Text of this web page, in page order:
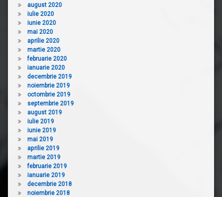
august 2020
iulie 2020
iunie 2020
mai 2020
aprilie 2020
martie 2020
februarie 2020
ianuarie 2020
decembrie 2019
noiembrie 2019
octombrie 2019
septembrie 2019
august 2019
iulie 2019
iunie 2019
mai 2019
aprilie 2019
martie 2019
februarie 2019
ianuarie 2019
decembrie 2018
noiembrie 2018